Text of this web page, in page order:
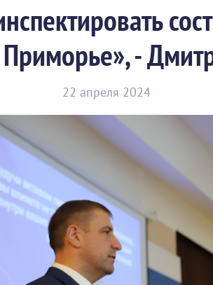
Приморье», -
22 апреля 2024